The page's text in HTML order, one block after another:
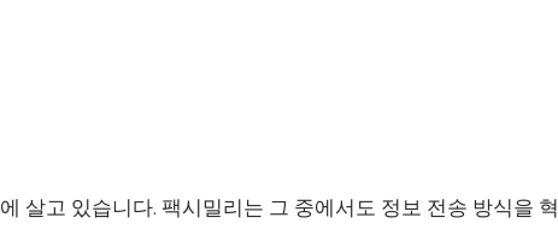
살고 있습니다. 팩시밀리는 그 중에서도 정보 전송 방식을 혁